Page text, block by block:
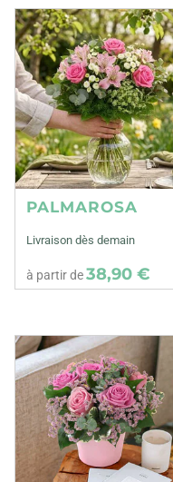
PALMAROSA
Livraison dès demain
à partir de38,90 €